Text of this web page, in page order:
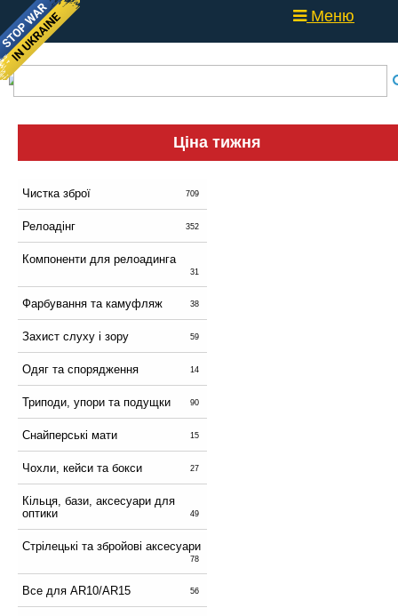
Меню
Ціна тижня
Чистка зброї 709
Релоадінг 352
Компоненти для релоадинга
31
Фарбування та камуфляж 38
Захист слуху і зору 59
Одяг та спорядження 14
Триподи, упори та подущки 90
Снайперські мати 15
Чохли, кейси та бокси 27
Кільця, бази, аксесуари для
оптики
49
Стрілецькі та збройові аксесуари
78
Все для AR10/AR15 56